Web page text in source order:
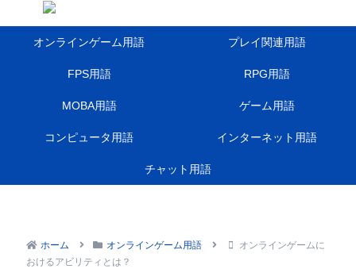
オンラインゲーム用語 プレイ関連用語
FPS用語 RPG用語
MOBA用語 ゲーム用語
コンピュータ用語 インターネット用語
チャット用語
ホーム オンラインゲーム用語
オンラインゲームに
おけるアビリティとは？